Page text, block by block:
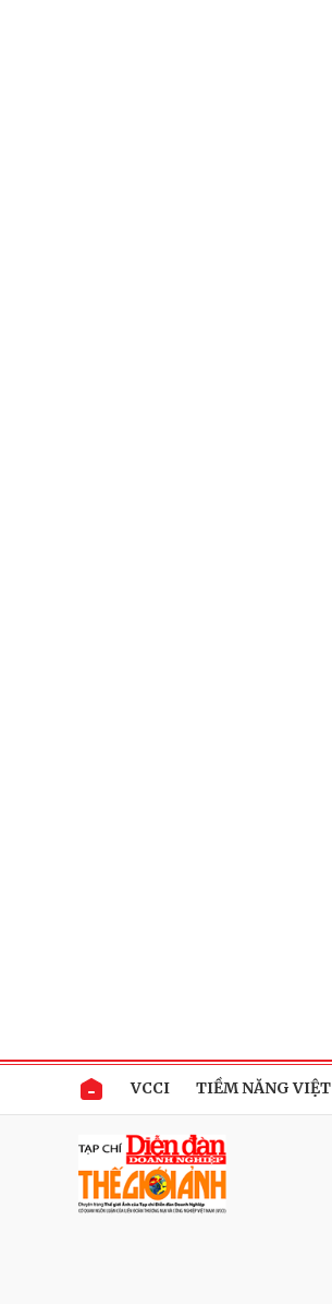
VCCI TIỀM NĂNG VIỆT